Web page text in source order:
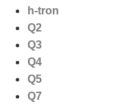
h-tron
Q2
Q3
Q4
Q5
Q7